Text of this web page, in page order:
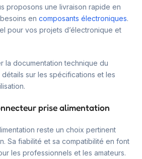
proposons une livraison rapide en
en composants électroniques.
pour vos projets d’électronique et
la documentation technique du
sur les spécifications et les
prise alimentation
reste un choix pertinent
Sa fiabilité et sa compatibilité en font
les professionnels et les amateurs.